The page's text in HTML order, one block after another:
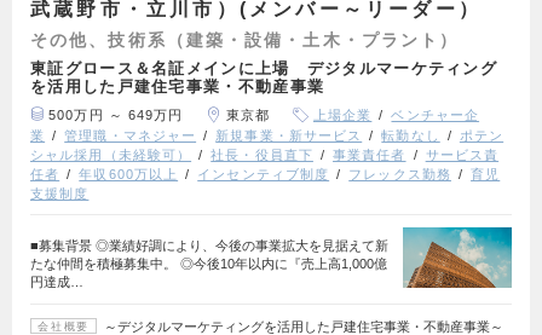
武蔵野市・立川市）(メンバー～リーダー）
その他、技術系（建築・設備・土木・プラント）
東証グロース＆名証メインに上場 デジタルマーケティング
を活用した戸建住宅事業・不動産事業
500万円 ～ 649万円 東京都 上場企業
ベンチャー企
業
管理職・マネジャー 新規事業・新サービス 転勤なし
ポテン
シャル採用（未経験可）
社長・役員直下 事業責任者
サービス責
任者
年収600万以上 インセンティブ制度 フレックス勤務
育児
支援制度
■募集背景 ◎業績好調により、今後の事業拡大を見据えて新
たな仲間を積極募集中。 ◎今後10年以内に『売上高1,000億
円達成…
会社概要
～デジタルマーケティングを活用した戸建住宅事業・不動産事業～